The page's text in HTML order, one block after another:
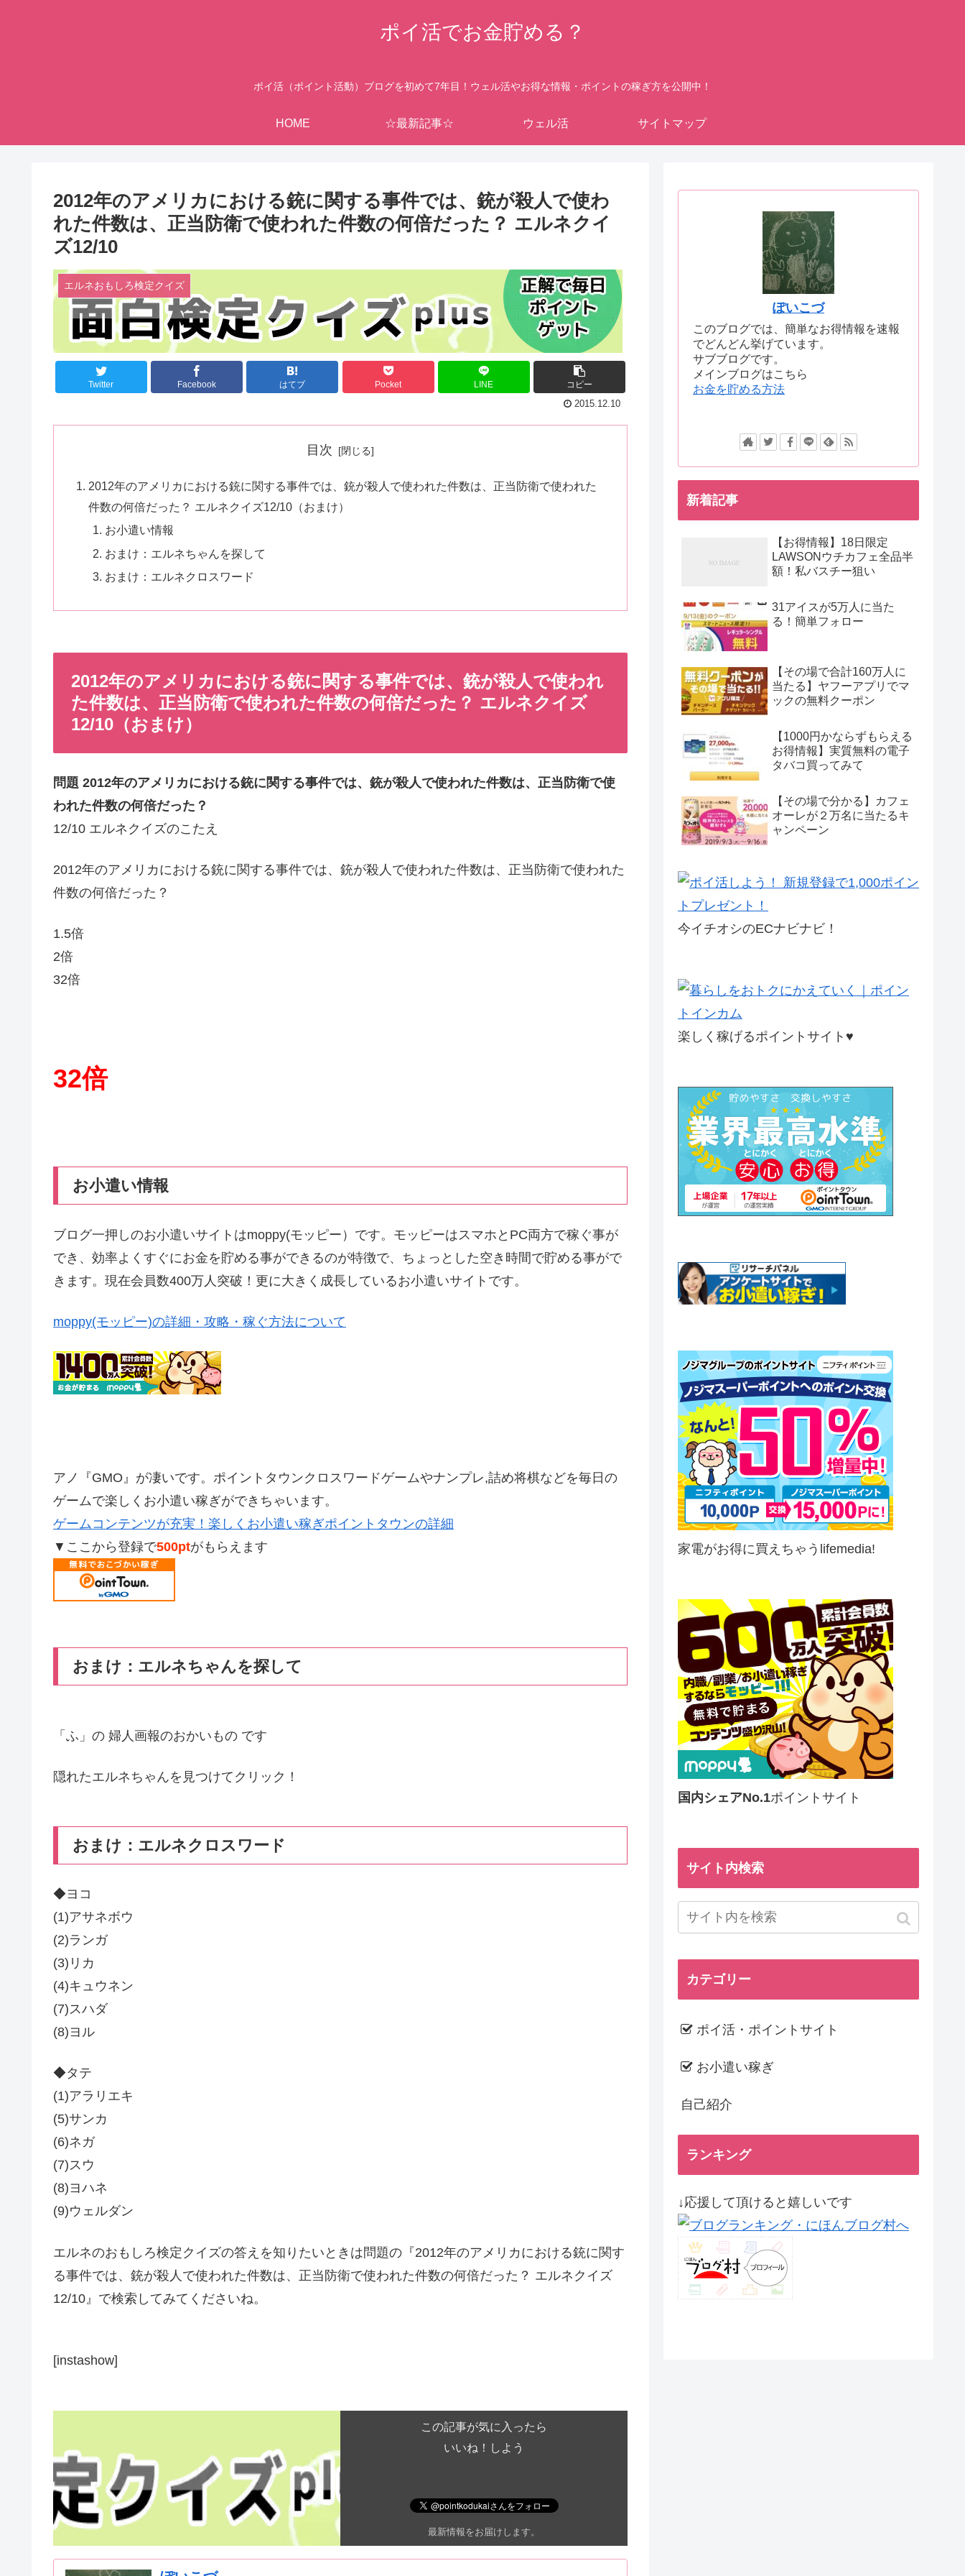
ポイ活でお金貯める？
ポイ活（ポイント活動）ブログを初めて7年目！ウェル活やお得な情報・ポイントの稼ぎ方を公開中！
HOME ☆最新記事☆ ウェル活 サイトマップ
2012年のアメリカにおける銃に関する事件では、銃が殺人で使わ
れた件数は、正当防衛で使われた件数の何倍だった？ エルネクイ
ズ12/10
エルネおもしろ検定クイズ
Twitter Facebook はてブ Pocket LINE
コピー
2015.12.10
目次
2012年のアメリカにおける銃に関する事件では、銃が殺人で使われた件数は、正当防衛で使われた
件数の何倍だった？ エルネクイズ12/10（おまけ）
お小遣い情報
おまけ：エルネちゃんを探して
おまけ：エルネクロスワード
2012年のアメリカにおける銃に関する事件では、銃が殺人で使われ
た件数は、正当防衛で使われた件数の何倍だった？ エルネクイズ
12/10（おまけ）
問題 2012年のアメリカにおける銃に関する事件では、銃が殺人で使われた件数は、正当防衛で使
われた件数の何倍だった？
12/10 エルネクイズのこたえ
2012年のアメリカにおける銃に関する事件では、銃が殺人で使われた件数は、正当防衛で使われた
件数の何倍だった？
1.5倍
2倍
32倍
32倍
お小遣い情報
ブログ一押しのお小遣いサイトはmoppy(モッピー）です。モッピーはスマホとPC両方で稼ぐ事が
でき、効率よくすぐにお金を貯める事ができるのが特徴で、ちょっとした空き時間で貯める事がで
きます。現在会員数400万人突破！更に大きく成長しているお小遣いサイトです。
moppy(モッピー)の詳細・攻略・稼ぐ方法について
アノ『GMO』が凄いです。ポイントタウンクロスワードゲームやナンプレ,詰め将棋などを毎日の
ゲームで楽しくお小遣い稼ぎができちゃいます。
ゲームコンテンツが充実！楽しくお小遣い稼ぎポイントタウンの詳細
▼ここから登録で500ptがもらえます
おまけ：エルネちゃんを探して
「ふ」の 婦人画報のおかいもの です
隠れたエルネちゃんを見つけてクリック！
おまけ：エルネクロスワード
◆ヨコ
(1)アサネボウ
(2)ランガ
(3)リカ
(4)キュウネン
(7)スハダ
(8)ヨル
◆タテ
(1)アラリエキ
(5)サンカ
(6)ネガ
(7)スウ
(8)ヨハネ
(9)ウェルダン
エルネのおもしろ検定クイズの答えを知りたいときは問題の『2012年のアメリカにおける銃に関す
る事件では、銃が殺人で使われた件数は、正当防衛で使われた件数の何倍だった？ エルネクイズ
12/10』で検索してみてくださいね。
[instashow]
この記事が気に入ったら
いいね！しよう
最新情報をお届けします。
ぽいこづ
このブログでは、簡単なお得情報を速報
でどんどん挙げています。
サブブログです。
メインブログはこちら
お金を貯める方法
新着記事
【お得情報】18日限定
LAWSONウチカフェ全品半
額！私バスチー狙い
31アイスが5万人に当た
る！簡単フォロー
【その場で合計160万人に
当たる】ヤフーアプリでマ
ックの無料クーポン
【1000円かならずもらえる
お得情報】実質無料の電子
タバコ買ってみて
【その場で分かる】カフェ
オーレが２万名に当たるキ
ャンペーン
今イチオシのECナビナビ！
楽しく稼げるポイントサイト♥
家電がお得に買えちゃうlifemedia!
国内シェアNo.1ポイントサイト
サイト内検索
カテゴリー
ポイ活・ポイントサイト
お小遣い稼ぎ
自己紹介
ランキング
↓応援して頂けると嬉しいです